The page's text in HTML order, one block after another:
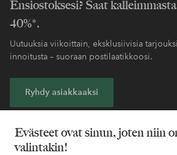
Evästeet ovat sinun, joten niin
valintakin!
Ensiostoksesi? Saat
40%*.
Uutuuksia viikoittain, eksklusiivisia
innoitusta – suoraan postilaatikkoosi.
Ryhdy asiakkaaksi